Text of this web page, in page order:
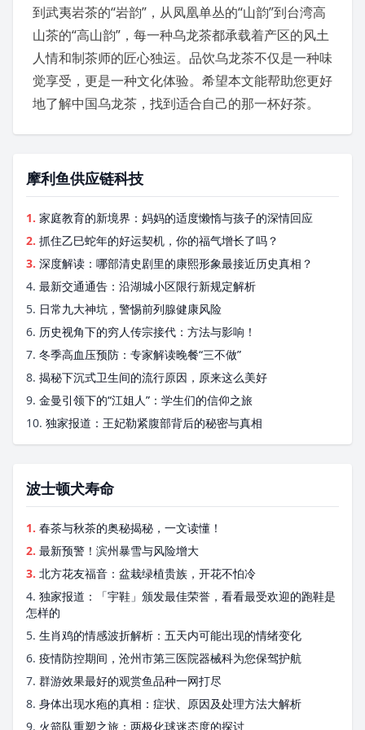
到武夷岩茶的“岩韵”，从凤凰单丛的“山韵”到台湾高
山茶的“高山韵”，每一种乌龙茶都承载着产区的风土
人情和制茶师的匠心独运。品饮乌龙茶不仅是一种味
觉享受，更是一种文化体验。希望本文能帮助您更好
地了解中国乌龙茶，找到适合自己的那一杯好茶。
摩利鱼供应链科技
1. 家庭教育的新境界：妈妈的适度懒惰与孩子的深情回应
2. 抓住乙巳蛇年的好运契机，你的福气增长了吗？
3. 深度解读：哪部清史剧里的康熙形象最接近历史真相？
4. 最新交通通告：沿湖城小区限行新规定解析
5. 日常九大神坑，警惕前列腺健康风险
6. 历史视角下的穷人传宗接代：方法与影响！
7. 冬季高血压预防：专家解读晚餐“三不做”
8. 揭秘下沉式卫生间的流行原因，原来这么美好
9. 金曼引领下的“江姐人”：学生们的信仰之旅
10. 独家报道：王妃勒紧腹部背后的秘密与真相
波士顿犬寿命
1. 春茶与秋茶的奥秘揭秘，一文读懂！
2. 最新预警！滨州暴雪与风险增大
3. 北方花友福音：盆栽绿植贵族，开花不怕冷
4. 独家报道：「宇鞋」颁发最佳荣誉，看看最受欢迎的跑鞋是
怎样的
5. 生肖鸡的情感波折解析：五天内可能出现的情绪变化
6. 疫情防控期间，沧州市第三医院器械科为您保驾护航
7. 群游效果最好的观赏鱼品种一网打尽
8. 身体出现水疱的真相：症状、原因及处理方法大解析
9. 火箭队重塑之旅：两极化球迷态度的探讨